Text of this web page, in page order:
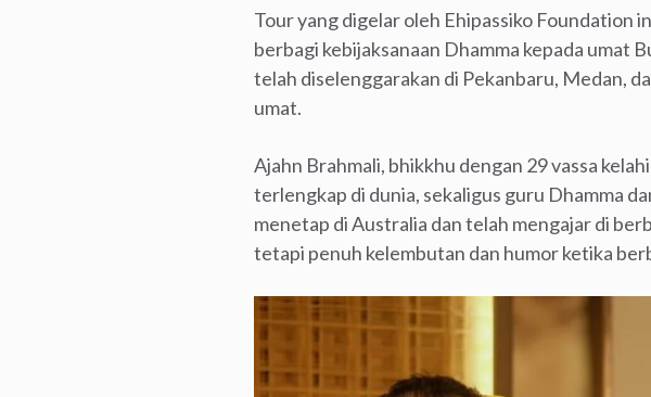
Tour yang digelar oleh Ehipassiko Foundation
berbagi kebijaksanaan Dhamma kepada umat
telah diselenggarakan di Pekanbaru, Medan,
umat.
Ajahn Brahmali, bhikkhu dengan 29 vassa
terlengkap di dunia, sekaligus guru Dhamma
menetap di Australia dan telah mengajar di
tetapi penuh kelembutan dan humor ketika